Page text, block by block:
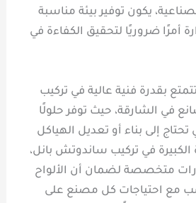
يكون توفير بيئة مناسبة
أمرًا ضروريًا لتحقيق الكفاءة في
بقدرة فنية عالية في تركيب
في الشارقة، حيث توفر حلولًا
إلى بناء أو تعديل الهياكل
الكبيرة في تركيب ساندوتش بانل،
متخصصة لضمان أن الألواح
مع احتياجات كل مصنع على